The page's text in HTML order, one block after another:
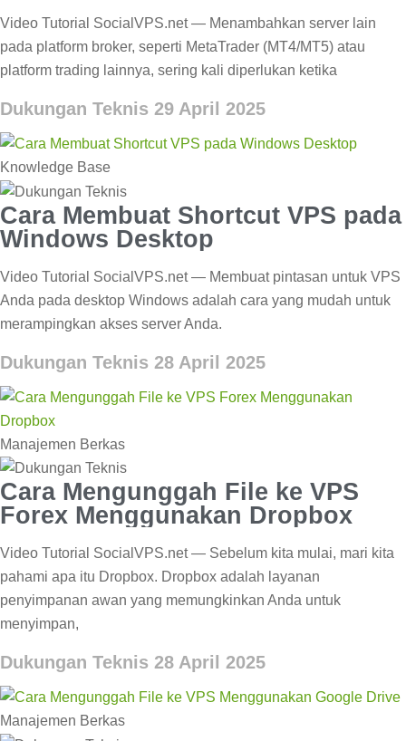
Video Tutorial SocialVPS.net — Menambahkan server lain
pada platform broker, seperti MetaTrader (MT4/MT5) atau
platform trading lainnya, sering kali diperlukan ketika
Dukungan Teknis 29 April 2025
Knowledge Base
Cara Membuat Shortcut VPS pada
Windows Desktop
Video Tutorial SocialVPS.net — Membuat pintasan untuk VPS
Anda pada desktop Windows adalah cara yang mudah untuk
merampingkan akses server Anda.
Dukungan Teknis 28 April 2025
Manajemen Berkas
Cara Mengunggah File ke VPS
Forex Menggunakan Dropbox
Video Tutorial SocialVPS.net — Sebelum kita mulai, mari kita
pahami apa itu Dropbox. Dropbox adalah layanan
penyimpanan awan yang memungkinkan Anda untuk
menyimpan,
Dukungan Teknis 28 April 2025
Manajemen Berkas